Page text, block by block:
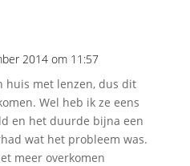
2014 om 11:57
huis met lenzen, dus dit
Wel heb ik ze eens
en het duurde bijna een
wat het probleem was.
meer overkomen